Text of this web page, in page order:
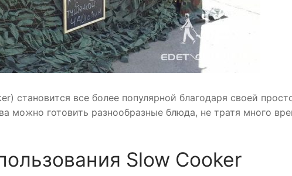
становится все более популярной благодаря своей
можно готовить разнообразные блюда, не тратя много
Slow Cooker